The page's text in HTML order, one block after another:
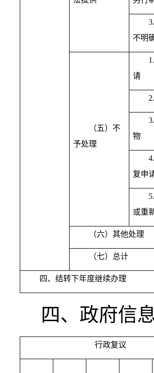
不明
（五）不
予处理
请
物
复申
或重
（六）其他处理
（七）总计
四、结转下年度继续办理
四、政府信
行政复议